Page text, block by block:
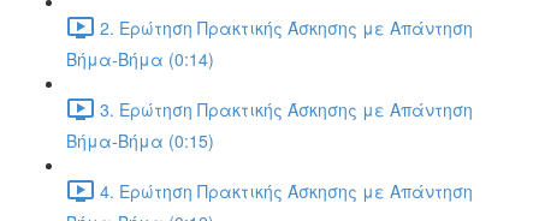
2. Ερώτηση Πρακτικής Άσκησης με Απάντηση
Βήμα-Βήμα (0:14)
3. Ερώτηση Πρακτικής Άσκησης με Απάντηση
Βήμα-Βήμα (0:15)
4. Ερώτηση Πρακτικής Άσκησης με Απάντηση